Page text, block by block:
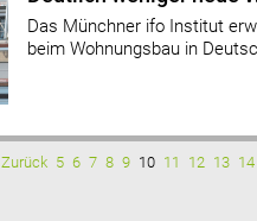
Das Münchner ifo Institut
beim Wohnungsbau in
Zurück 5 6 7 8 9 10 11 12 13 14